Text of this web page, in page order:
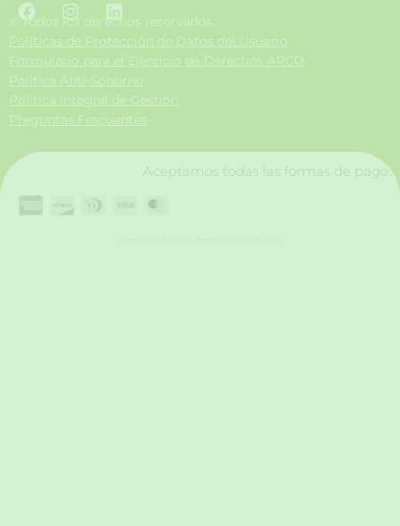
a
c
e
b
o
o
k
n
s
t
a
g
r
a
i
n
k
e
d
i
n
© Todos los derechos reservados.
Políticas de Protección de Datos del Usuario
Formulario para el Ejercicio de Derechos ARCO
Política Anti-Soborno
Política Integral de Gestión
Preguntas Frecuentes
Aceptamos todas las formas de pago.